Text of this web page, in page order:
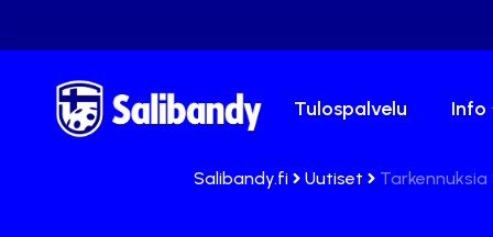
Tulospalvelu Info
Salibandy.fi Uutiset